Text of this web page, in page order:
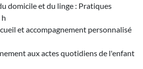
domicile et du linge : Pratiques
et accompagnement personnalisé
aux actes quotidiens de l'enfant